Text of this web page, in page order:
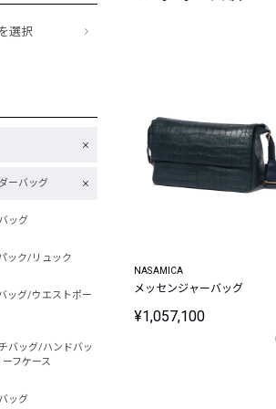
選択
ーバッグ
ッグ
ック/リュック
ッグ/ウエストポー
バッグ/ハンドバッ
フケース
ッグ
NASAMICA
メッセンジャーバッグ
¥1,057,100